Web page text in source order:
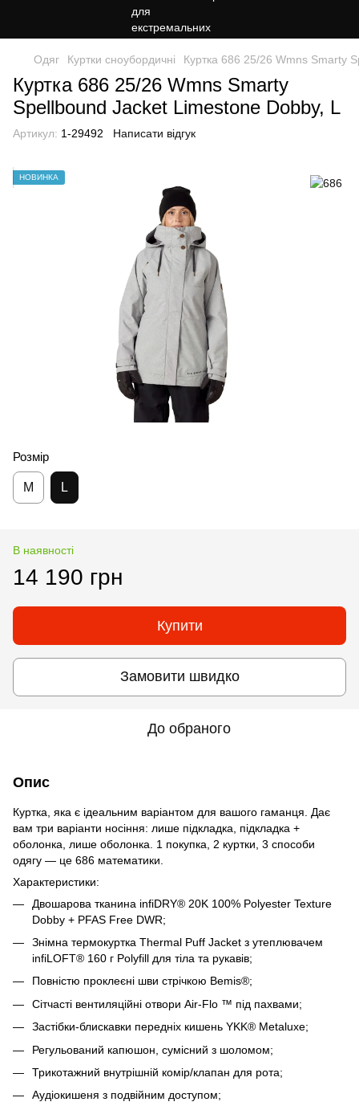
Одяг Куртки сноубордичні Куртка 686 25/26 Wmns Smarty
Куртка 686 25/26 Wmns Smarty
Spellbound Jacket Limestone Dobby, L
Артикул: 1-29492 Написати відгук
НОВИНКА
Розмір
M L
В наявності
14 190 грн
Купити
Замовити швидко
До обраного
Опис
Куртка, яка є ідеальним варіантом для вашого гаманця. Дає
вам три варіанти носіння: лише підкладка, підкладка +
оболонка, лише оболонка. 1 покупка, 2 куртки, 3 способи
одягу — це 686 математики.
Характеристики:
Двошарова тканина infiDRY® 20K 100% Polyester Texture
Dobby + PFAS Free DWR;
Знімна термокуртка Thermal Puff Jacket з утеплювачем
infiLOFT® 160 г Polyfill для тіла та рукавів;
Повністю проклеєні шви стрічкою Bemis®;
Сітчасті вентиляційні отвори Air-Flo ™ під пахвами;
Застібки-блискавки передніх кишень YKK® Metaluxe;
Регульований капюшон, сумісний з шоломом;
Трикотажний внутрішній комір/клапан для рота;
Аудіокишеня з подвійним доступом;